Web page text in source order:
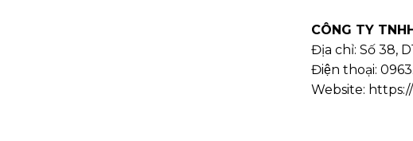
CÔNG TY
Địa chỉ: Số 38,
Điện thoại:
Website: